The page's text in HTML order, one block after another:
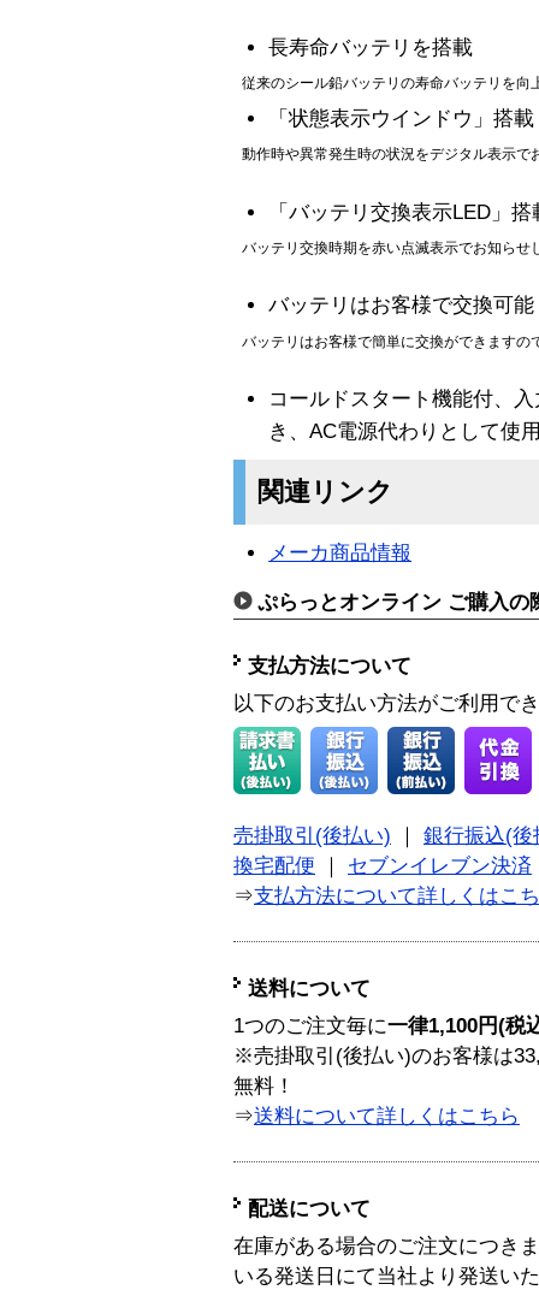
長寿命バッテリを搭載
「状態表示ウインドウ」搭載
動作時や異常発生時の状況をデジタル表示
「バッテリ交換表示LED」搭
バッテリ交換時期を赤い点滅表示でお知ら
バッテリはお客様で交換可
バッテリはお客様で簡単に交換ができます
コールドスタート機能付、
き、AC電源代わりとして使
関連リンク
メーカ商品情報
ぷらっとオンライン ご購入の
支払方法について
以下のお支払い方法がご利用で
売掛取引(後払い)
銀行振込(後
換宅配便
セブンイレブン決済
⇒支払方法について詳しくはこ
送料について
1つのご注文毎に一律1,100円(税
※売掛取引(後払い)のお客様は
無料！
⇒送料について詳しくはこちら
配送について
在庫がある場合のご注文につき
いる発送日にて当社より発送い